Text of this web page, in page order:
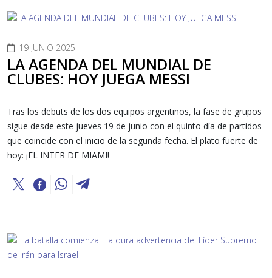
19 JUNIO 2025
LA AGENDA DEL MUNDIAL DE
CLUBES: HOY JUEGA MESSI
Tras los debuts de los dos equipos argentinos, la fase de grupos
sigue desde este jueves 19 de junio con el quinto día de partidos
que coincide con el inicio de la segunda fecha. El plato fuerte de
hoy: ¡EL INTER DE MIAMI!